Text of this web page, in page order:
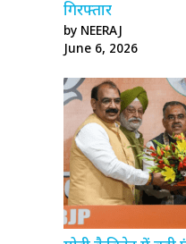
गिरफ्तार
by NEERAJ
June 6, 2026